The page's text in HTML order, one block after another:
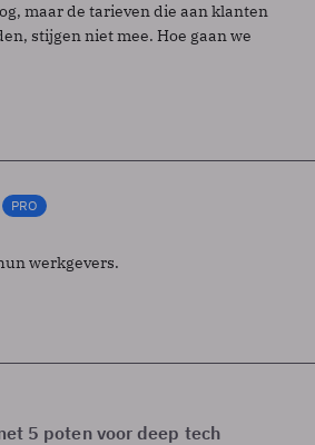
maar de tarieven die aan klanten
stijgen niet mee. Hoe gaan we
PRO
werkgevers.
5 poten voor deep tech